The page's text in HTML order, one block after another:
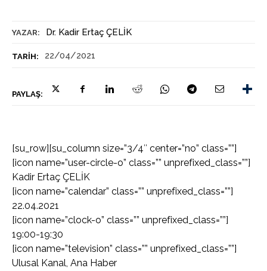
YAZAR: Dr. Kadir Ertaç ÇELİK
TARIH: 22/04/2021
PAYLAŞ:
[su_row][su_column size=”3/4″ center=”no” class=””]
[icon name=”user-circle-o” class=”” unprefixed_class=””]
Kadir Ertaç ÇELİK
[icon name=”calendar” class=”” unprefixed_class=””]
22.04.2021
[icon name=”clock-o” class=”” unprefixed_class=””]
19:00-19:30
[icon name=”television” class=”” unprefixed_class=””]
Ulusal Kanal, Ana Haber